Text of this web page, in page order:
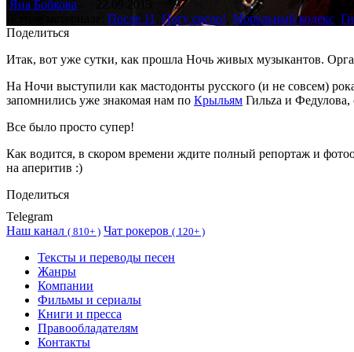
Яна Бобкова 22.09.2013
597
После 11 Ногу свело! Моральный кодекс
Поделиться
Итак, вот уже сутки, как прошла Ночь живых музыкантов.
На Ночи выступили как мастодонты русского (и не совсем)
запомнились уже знакомая нам по Крыльям Гильzа и
Все было просто супер!
Как водится, в скором времени ждите полный репортаж и
на аперитив :)
Поделиться
Telegram
Наш канал ( 810+ ) Чат рокеров ( 120+ )
Тексты и переводы песен
Жанры
Компании
Фильмы и сериалы
Книги и пресса
Правообладателям
Контакты